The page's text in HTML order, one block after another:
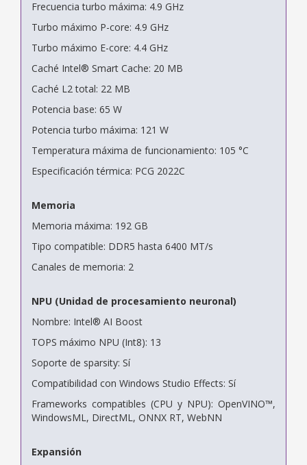
Frecuencia turbo máxima: 4.9 GHz
Turbo máximo P-core: 4.9 GHz
Turbo máximo E-core: 4.4 GHz
Caché Intel® Smart Cache: 20 MB
Caché L2 total: 22 MB
Potencia base: 65 W
Potencia turbo máxima: 121 W
Temperatura máxima de funcionamiento: 105 °C
Especificación térmica: PCG 2022C
Memoria
Memoria máxima: 192 GB
Tipo compatible: DDR5 hasta 6400 MT/s
Canales de memoria: 2
NPU (Unidad de procesamiento neuronal)
Nombre: Intel® AI Boost
TOPS máximo NPU (Int8): 13
Soporte de sparsity: Sí
Compatibilidad con Windows Studio Effects: Sí
Frameworks compatibles (CPU y NPU): OpenVINO™,
WindowsML, DirectML, ONNX RT, WebNN
Expansión